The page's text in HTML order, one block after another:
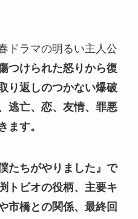
ドラマの明るい主人公
つけられた怒りから復
り返しのつかない爆破
逃亡、恋、友情、罪悪
ます。
たちがやりました』で
トビオの役柄、主要キ
市橋との関係、最終回